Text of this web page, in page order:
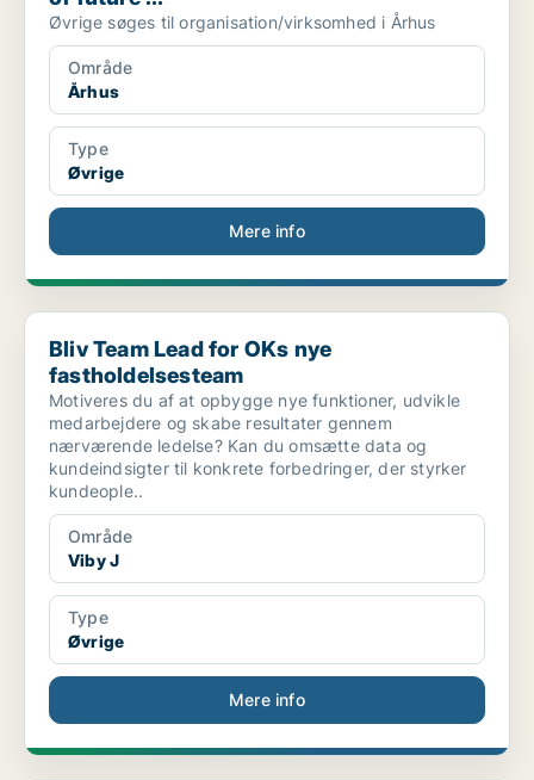
Øvrige søges til organisation/virksomhed i Århus
Område
Århus
Type
Øvrige
Mere info
Bliv Team Lead for OKs nye fastholdelsesteam
Bliv Team Lead for OKs nye
fastholdelsesteam
Motiveres du af at opbygge nye funktioner, udvikle
medarbejdere og skabe resultater gennem
nærværende ledelse? Kan du omsætte data og
kundeindsigter til konkrete forbedringer, der styrker
kundeople..
Område
Viby J
Type
Øvrige
Mere info